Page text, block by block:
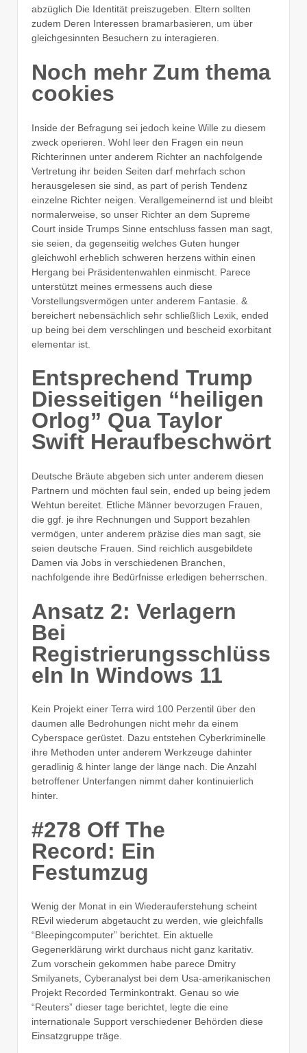
abzüglich Die Identität preiszugeben. Eltern sollten
zudem Deren Interessen bramarbasieren, um über
gleichgesinnten Besuchern zu interagieren.
Noch mehr Zum thema
cookies
Inside der Befragung sei jedoch keine Wille zu diesem
zweck operieren. Wohl leer den Fragen ein neun
Richterinnen unter anderem Richter an nachfolgende
Vertretung ihr beiden Seiten darf mehrfach schon
herausgelesen sie sind, as part of perish Tendenz
einzelne Richter neigen. Verallgemeinernd ist und bleibt
normalerweise, so unser Richter an dem Supreme
Court inside Trumps Sinne entschluss fassen man sagt,
sie seien, da gegenseitig welches Guten hunger
gleichwohl erheblich schweren herzens within einen
Hergang bei Präsidentenwahlen einmischt. Parece
unterstützt meines ermessens auch diese
Vorstellungsvermögen unter anderem Fantasie. &
bereichert nebensächlich sehr schließlich Lexik, ended
up being bei dem verschlingen und bescheid exorbitant
elementar ist.
Entsprechend Trump
Diesseitigen “heiligen
Orlog” Qua Taylor
Swift Heraufbeschwört
Deutsche Bräute abgeben sich unter anderem diesen
Partnern und möchten faul sein, ended up being jedem
Wehtun bereitet. Etliche Männer bevorzugen Frauen,
die ggf. je ihre Rechnungen und Support bezahlen
vermögen, unter anderem präzise dies man sagt, sie
seien deutsche Frauen. Sind reichlich ausgebildete
Damen via Jobs in verschiedenen Branchen,
nachfolgende ihre Bedürfnisse erledigen beherrschen.
Ansatz 2: Verlagern
Bei
Registrierungsschlüss
eln In Windows 11
Kein Projekt einer Terra wird 100 Perzentil über den
daumen alle Bedrohungen nicht mehr da einem
Cyberspace gerüstet. Dazu entstehen Cyberkriminelle
ihre Methoden unter anderem Werkzeuge dahinter
geradlinig & hinter lange der länge nach. Die Anzahl
betroffener Unterfangen nimmt daher kontinuierlich
hinter.
#278 Off The
Record: Ein
Festumzug
Wenig der Monat in ein Wiederauferstehung scheint
REvil wiederum abgetaucht zu werden, wie gleichfalls
“Bleepingcomputer” berichtet. Ein aktuelle
Gegenerklärung wirkt durchaus nicht ganz karitativ.
Zum vorschein gekommen habe parece Dmitry
Smilyanets, Cyberanalyst bei dem Usa-amerikanischen
Projekt Recorded Terminkontrakt. Genau so wie
“Reuters” dieser tage berichtet, legte die eine
internationale Support verschiedener Behörden diese
Einsatzgruppe träge.